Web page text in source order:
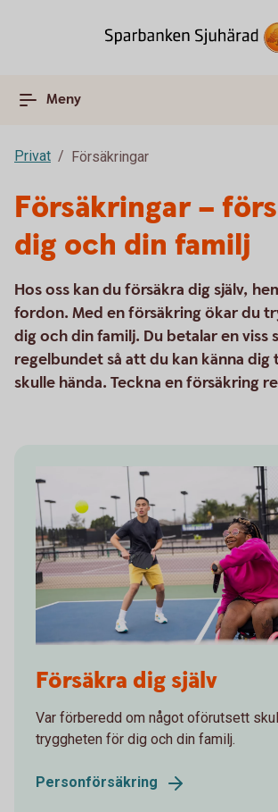
Meny
Privat Försäkringar
Försäkringar –
dig och din familj
Hos oss kan du försäkra dig själv,
fordon. Med en försäkring ökar du
dig och din familj. Du betalar en viss
regelbundet så att du kan känna
skulle hända. Teckna en försäkring
Försäkra dig själv
Var förberedd om något oförutsett
tryggheten för dig och din familj.
Personförsäkring